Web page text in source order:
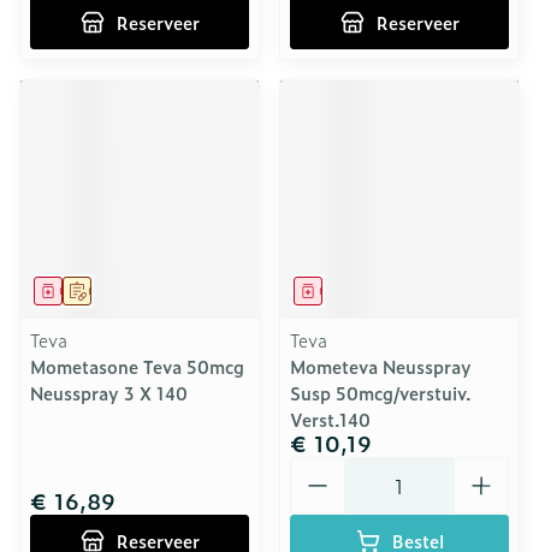
Reserveer Reserveer
Op voorschrift
Geneesmiddel
Teva
Mometasone Teva 50mcg
Neusspray 3 X 140
€ 16,89
Reserveer
Geneesmiddel
Teva
Mometeva Neusspray
Susp 50mcg/verstuiv.
Verst.140
€ 10,19
Bestel